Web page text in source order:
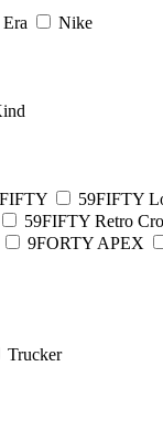
Nike
59FIFTY
59FIFTY Retro
9FORTY APEX
Trucker